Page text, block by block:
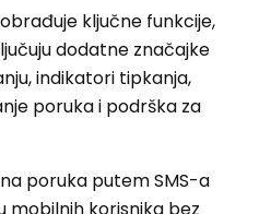
ključne funkcije,
dodatne značajke
indikatori tipkanja,
poruka i podrška za
poruka putem SMS-a